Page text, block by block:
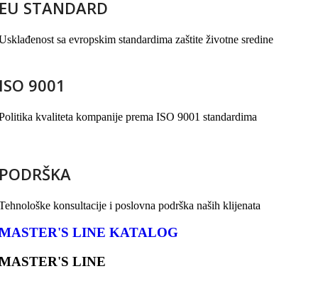
STANDARD
sa evropskim standardima zaštite životne sredine
9001
kvaliteta kompanije prema ISO 9001 standardima
konsultacije i poslovna podrška naših klijenata
LINE KATALOG
LINE